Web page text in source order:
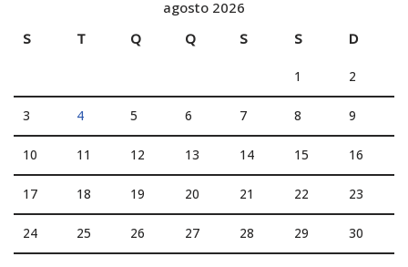
agosto 2026
S
T Q Q S S D
1 2
3 4 5 6 7 8 9
10 11 12 13 14 15 16
17 18 19 20 21 22 23
24 25 26 27 28 29 30